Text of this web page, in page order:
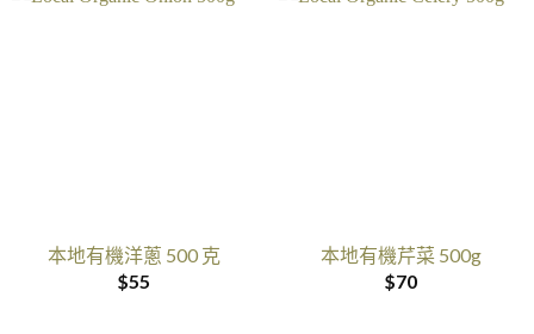
本地有機洋蔥 500 克
$55
本地有機芹菜 500g
$70